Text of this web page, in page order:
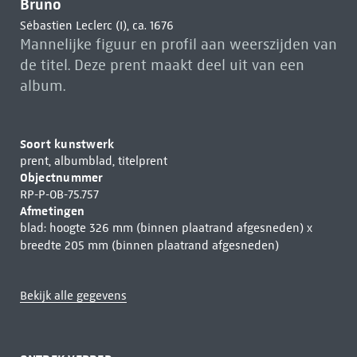
Bruno
Sébastien Leclerc (I), ca. 1676
Mannelijke figuur en profil aan weerszijden van
de titel. Deze prent maakt deel uit van een
album.
Soort kunstwerk
prent, albumblad, titelprent
Objectnummer
RP-P-OB-75.757
Afmetingen
blad: hoogte 326 mm (binnen plaatrand afgesneden) x
breedte 205 mm (binnen plaatrand afgesneden)
Bekijk alle gegevens